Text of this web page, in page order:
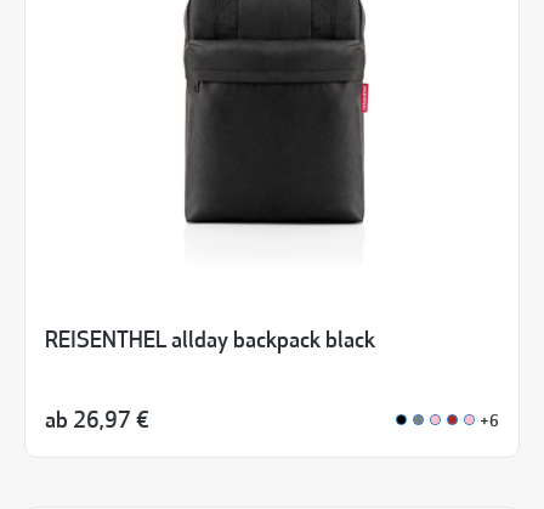
REISENTHEL allday backpack black
ab 26,97 € +6